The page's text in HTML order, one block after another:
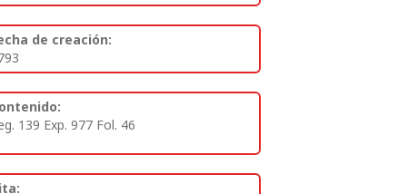
de creación:
139 Exp. 977 Fol. 46